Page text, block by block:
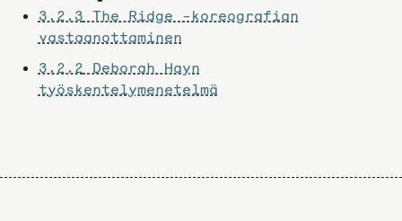
3.2.3 The Ridge -koreografian
vastaanottaminen
3.2.2 Deborah Hayn
työskentelymenetelmä